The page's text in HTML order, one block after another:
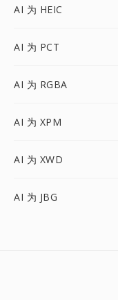
AI 为 HEIC
AI 为 PCT
AI 为 RGBA
AI 为 XPM
AI 为 XWD
AI 为 JBG